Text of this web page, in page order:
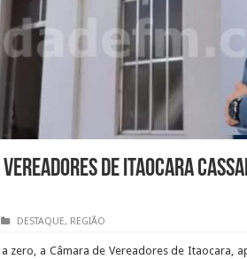
de Itaocara
DESTAQUE, REGIÃO
zero, a Câmara de Vereadores de Itaocara,